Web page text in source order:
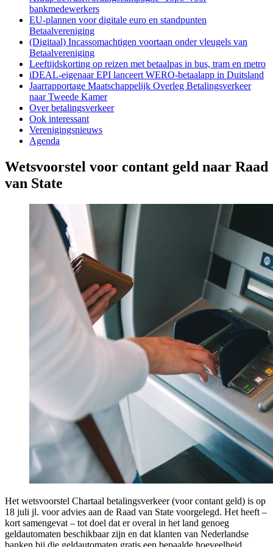
bankmedewerkers
EU-plannen voor digitale euro en standpunten
Betaalvereniging
(Digitaal) Incassomachtigen voortaan onder vleugels van
Betaalvereniging
Leeftijdskorting op reizen met betaalpas in bus, tram en metro
iDEAL-eigenaar EPI lanceert WERO-betaalapp in Duitsland
Jaarrapportage Maatschappelijk Overleg Betalingsverkeer
naar Tweede Kamer
Over betalingsverkeer
Ook interessant
Verenigingsnieuws
Agenda
Wetsvoorstel voor contant geld naar Raad
van State
Het wetsvoorstel Chartaal betalingsverkeer (voor contant geld) is op
18 juli jl. voor advies aan de Raad van State voorgelegd. Het heeft –
kort samengevat – tot doel dat er overal in het land genoeg
geldautomaten beschikbaar zijn en dat klanten van Nederlandse
banken bij die geldautomaten gratis een bepaalde hoeveelheid